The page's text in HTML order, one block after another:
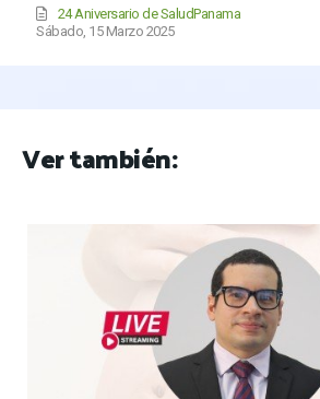
Sábado, 15 Marzo 2025
24 Aniversario de SaludPanama
Ver también: